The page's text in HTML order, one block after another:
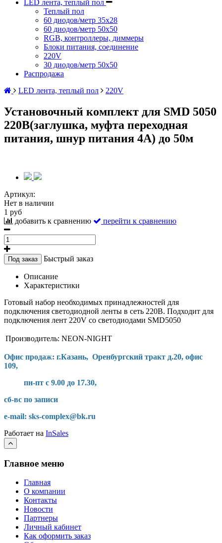
LED лента, теплый пол
Теплый пол
60 диодов/метр 35x28
60 диодов/метр 50x50
RGB, контроллеры, диммеры
Блоки питания, соединение
220V
30 диодов/метр 50х50
Распродажа
LED лента, теплый пол
220V
Установочный комплект для SMD 5050
220В(заглушка, муфта переходная
питания, шнур питания 4А) до 50м
Артикул:
Нет в наличии
1 руб
добавить к сравнению
перейти к сравнению
Под заказ Быстрый заказ
Описание
Характеристики
Готовый набор необходимых принадлежностей для
подключения светодиодной ленты в сеть 220В. Подходит для
подключения лент 220V со светодиодами SMD5050
Производитель: NEON-NIGHT
Офис продаж: г.Казань, Оренбургский тракт д.20, офис
109,
пн-пт с 9.00 до 17.30,
сб-вс по записи
e-mail: sks-complex@bk.ru
Работает на InSales
Главное меню
Главная
О компании
Контакты
Новости
Партнеры
Личный кабинет
Как оформить заказ